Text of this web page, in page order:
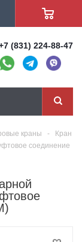
(831) 224-88-47
краны -
Кран
соединение